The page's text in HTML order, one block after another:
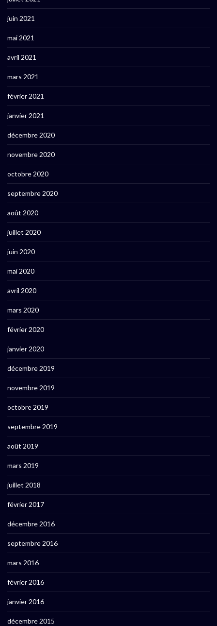
juin 2021
mai 2021
avril 2021
mars 2021
février 2021
janvier 2021
décembre 2020
novembre 2020
octobre 2020
septembre 2020
août 2020
juillet 2020
juin 2020
mai 2020
avril 2020
mars 2020
février 2020
janvier 2020
décembre 2019
novembre 2019
octobre 2019
septembre 2019
août 2019
mars 2019
juillet 2018
février 2017
décembre 2016
septembre 2016
mars 2016
février 2016
janvier 2016
décembre 2015